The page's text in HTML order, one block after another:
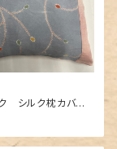
シルク枕カバ